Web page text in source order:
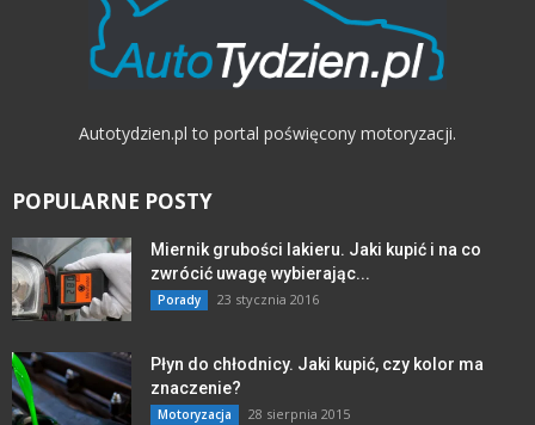
Autotydzien.pl to portal poświęcony motoryzacji.
POPULARNE POSTY
Miernik grubości lakieru. Jaki kupić i na co
zwrócić uwagę wybierając...
Porady 23 stycznia 2016
Płyn do chłodnicy. Jaki kupić, czy kolor ma
znaczenie?
Motoryzacja 28 sierpnia 2015